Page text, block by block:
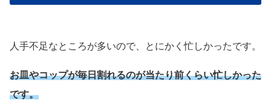
人手不足なところが多いので、とにかく忙しかったです。
お皿やコップが毎日割れるのが当たり前くらい忙しかった
です。